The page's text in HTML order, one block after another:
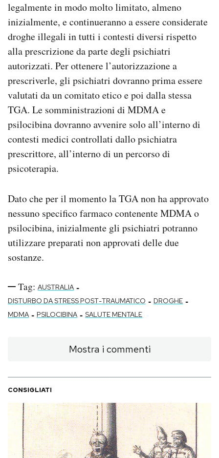
legalmente in modo molto limitato, almeno
inizialmente, e continueranno a essere considerate
droghe illegali in tutti i contesti diversi rispetto
alla prescrizione da parte degli psichiatri
autorizzati. Per ottenere l’autorizzazione a
prescriverle, gli psichiatri dovranno prima essere
valutati da un comitato etico e poi dalla stessa
TGA. Le somministrazioni di MDMA e
psilocibina dovranno avvenire solo all’interno di
contesti medici controllati dallo psichiatra
prescrittore, all’interno di un percorso di
psicoterapia.
Dato che per il momento la TGA non ha approvato
nessuno specifico farmaco contenente MDMA o
psilocibina, inizialmente gli psichiatri potranno
utilizzare preparati non approvati delle due
sostanze.
Tag: AUSTRALIA -
DISTURBO DA STRESS POST-TRAUMATICO - DROGHE -
MDMA - PSILOCIBINA - SALUTE MENTALE
Mostra i commenti
CONSIGLIATI